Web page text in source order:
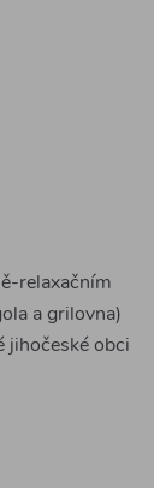
relaxačním
a grilovna)
jihočeské obci